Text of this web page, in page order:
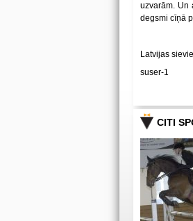
uzvarām. Un
degsmi cīņā
Latvijas
suser-1
CITI